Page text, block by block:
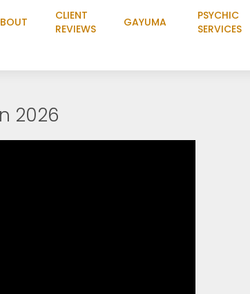
CLIENT
REVIEWS
GAYUMA
PSYCHIC
SERVICES
2026